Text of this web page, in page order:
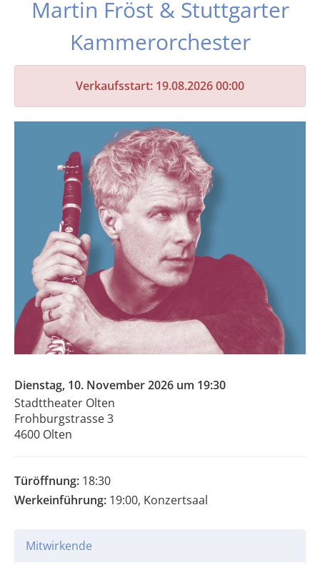
Martin Fröst & Stuttgarter
Kammerorchester
Verkaufsstart: 19.08.2026 00:00
Dienstag, 10. November 2026 um 19:30
Stadttheater Olten
Frohburgstrasse 3
4600 Olten
Türöffnung: 18:30
Werkeinführung: 19:00, Konzertsaal
Mitwirkende